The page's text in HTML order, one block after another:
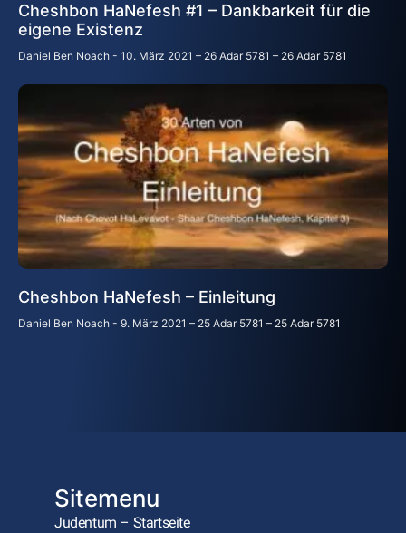
Cheshbon HaNefesh #1 – Dankbarkeit für die
eigene Existenz
Daniel Ben Noach 10. März 2021 – 26 Adar 5781 – 26 Adar 5781
Cheshbon HaNefesh – Einleitung
Daniel Ben Noach 9. März 2021 – 25 Adar 5781 – 25 Adar 5781
Sitemenu
Judentum – Startseite